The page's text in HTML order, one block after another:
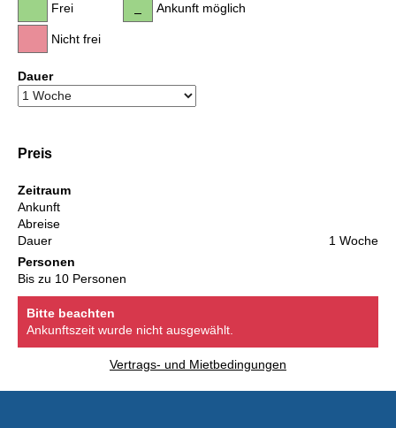
Frei
Nicht frei
Ankunft möglich
Dauer
Preis
Zeitraum
Ankunft
Abreise
Dauer
1 Woche
Personen
Bis zu 10 Personen
Bitte beachten
Ankunftszeit wurde nicht ausgewählt.
Vertrags- und Mietbedingungen